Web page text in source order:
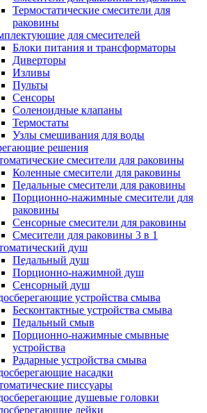
Термостатические смесители для
раковины
для смесителей
Блоки питания и трансформаторы
Диверторы
Изливы
Пульты
Сенсоры
Соленоидные клапаны
Термостаты
Узлы смешивания для воды
решения
смесители для раковины
Коленные смесители для раковины
Педальные смесители для раковины
Порционно-нажимные смесители для
раковины
Сенсорные смесители для раковины
Смесители для раковины 3 в 1
душ
Педальный душ
Порционно-нажимной душ
Сенсорный душ
устройства смыва
Бесконтактные устройства смыва
Педальный смыв
Порционно-нажимные смывные
устройства
Радарные устройства смыва
насадки
писсуары
душевые головки
лейки